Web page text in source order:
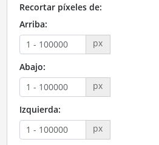
Recortar píxeles de:
Arriba:
px
Abajo:
px
Izquierda:
px